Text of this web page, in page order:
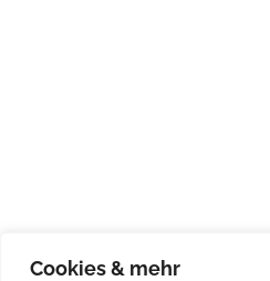
Cookies & mehr